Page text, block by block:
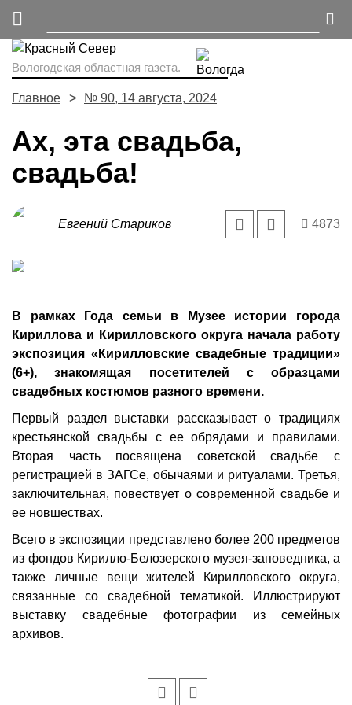
Вологодская областная газета.
Главное № 90, 14 августа, 2024
Ах, эта свадьба,
свадьба!
Евгений Стариков 4873
В рамках Года семьи в Музее истории города
Кириллова и Кирилловского округа начала работу
экспозиция «Кирилловские свадебные традиции»
(6+), знакомящая посетителей с образцами
свадебных костюмов разного времени.
Первый раздел выставки рассказывает о традициях
крестьянской свадьбы с ее обрядами и правилами.
Вторая часть посвящена советской свадьбе с
регистрацией в ЗАГСе, обычаями и ритуалами. Третья,
заключительная, повествует о современной свадьбе и
ее новшествах.
Всего в экспозиции представлено более 200 предметов
из фондов Кирилло-Белозерского музея-заповедника, а
также личные вещи жителей Кирилловского округа,
связанные со свадебной тематикой. Иллюс­трируют
выставку свадебные фотографии из семейных
архивов.